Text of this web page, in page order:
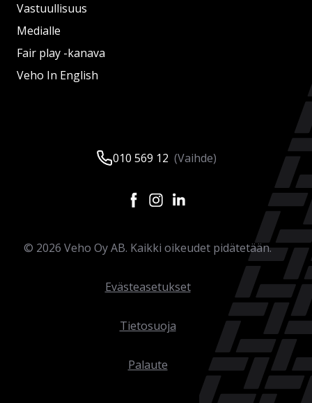
Vastuullisuus
Medialle
Fair play -kanava
Veho In English
010 569 12 (Vaihde)
© 2026 Veho Oy AB. Kaikki oikeudet pidätetään.
Evästeasetukset
Tietosuoja
Palaute